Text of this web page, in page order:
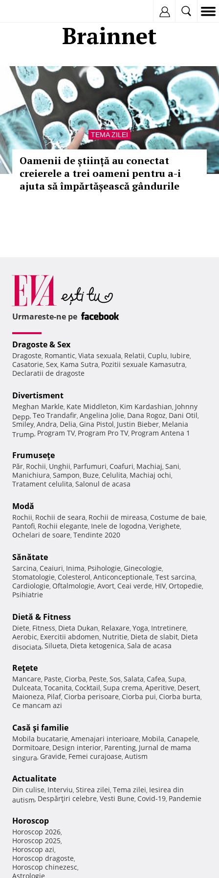
Brainnet
TEMA ZILEI
Oamenii de știință au conectat
creierele a trei oameni pentru a-i
ajuta să împărtășească gândurile
Urmareste-ne pe
Dragoste & Sex
Dragoste, Romantic, Viata sexuala, Relatii, Cuplu, Iubire,
Casatorie, Sex, Kama Sutra, Pozitii sexuale Kamasutra,
Declaratii de dragoste
Divertisment
Meghan Markle, Kate Middleton, Kim Kardashian, Johnny
Depp, Teo Trandafir, Angelina Jolie, Dana Rogoz, Dani Otil,
Smiley, Andra, Delia, Gina Pistol, Justin Bieber, Melania
Trump, Program TV, Program Pro TV, Program Antena 1
Frumuseţe
Păr, Rochii, Unghii, Parfumuri, Coafuri, Machiaj, Sani,
Manichiura, Sampon, Buze, Celulita, Machiaj ochi,
Tratament celulita, Salonul de acasa
Modă
Rochii, Rochii de seara, Rochii de mireasa, Costume de baie,
Pantofi, Rochii elegante, Inele de logodna, Verighete,
Ochelari de soare, Tendinte 2020
Sănătate
Sarcina, Ceaiuri, Inima, Psihologie, Ginecologie,
Stomatologie, Colesterol, Anticonceptionale, Test sarcina,
Cardiologie, Oftalmologie, Avort, Ceai verde, HIV, Ortopedie,
Psihiatrie
Dietă & Fitness
Diete, Fitness, Dieta Dukan, Relaxare, Yoga, Intretinere,
Aerobic, Exercitii abdomen, Nutritie, Dieta de slabit, Dieta
disociata, Silueta, Dieta ketogenica, Sala de acasa
Reţete
Mancare, Paste, Ciorba, Peste, Sos, Salata, Cafea, Supa,
Dulceata, Tocanita, Cocktail, Supa crema, Aperitive, Desert,
Maioneza, Pilaf, Ciorba perisoare, Ciorba pui, Ciorba burta,
Ce mancam azi
Casă şi familie
Mobila bucatarie, Amenajari interioare, Mobila, Canapele,
Dormitoare, Design interior, Parenting, Jurnal de mama
singura, Gravide, Femei curajoase, Autism
Actualitate
Din culise, Interviu, Stirea zilei, Tema zilei, Iesirea din
autism, Despărţiri celebre, Vesti Bune, Covid-19, Pandemie
Horoscop
Horoscop 2026,
Horoscop 2025,
Horoscop azi,
Horoscop dragoste,
Horoscop chinezesc,
Astrologie